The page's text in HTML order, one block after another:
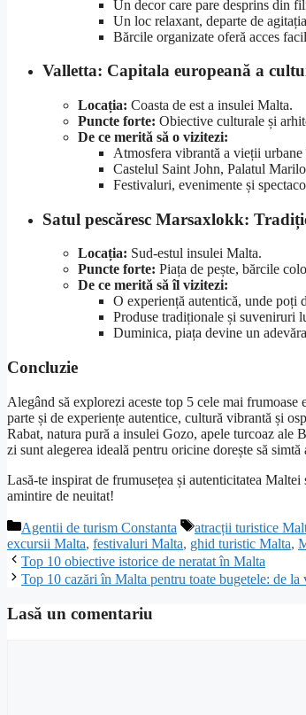
Un decor care pare desprins din
Un loc relaxant, departe de
Bărcile organizate oferă acces
Valletta: Capitala europeană a
Locația: Coasta de est a insulei Malta.
Puncte forte: Obiective culturale și
De ce merită să o vizitezi:
Atmosfera vibrantă a vieții
Castelul Saint John, Palatul
Festivaluri, evenimente și
Satul pescăresc Marsaxlokk:
Locația: Sud-estul insulei Malta.
Puncte forte: Piața de pește, bărcile
De ce merită să îl vizitezi:
O experiență autentică, unde poți
Produse tradiționale și suveniruri
Duminica, piața devine un
Concluzie
Alegând să explorezi aceste top 5 cele mai
parte și de experiențe autentice, cultură vibrantă și
Rabat, natura pură a insulei Gozo, apele turcoaz
zi sunt alegerea ideală pentru oricine dorește să
Lasă-te inspirat de frumusețea și autenticitatea
amintire de neuitat!
Categorii
Agentii de turism Constanta Etichete
atracții turistice
excursii Malta, festivaluri Malta, ghid turistic Malta,
Top 10 obiective istorice de neratat în Malta
Top 10 cazări în Malta pentru toate bugetele: de
Lasă un comentariu